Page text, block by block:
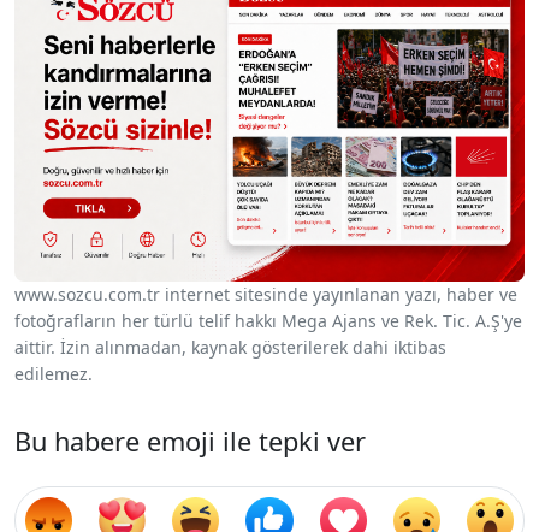
www.sozcu.com.tr internet sitesinde yayınlanan yazı, haber ve
fotoğrafların her türlü telif hakkı Mega Ajans ve Rek. Tic. A.Ş'ye
aittir. İzin alınmadan, kaynak gösterilerek dahi iktibas
edilemez.
Bu habere emoji ile tepki ver